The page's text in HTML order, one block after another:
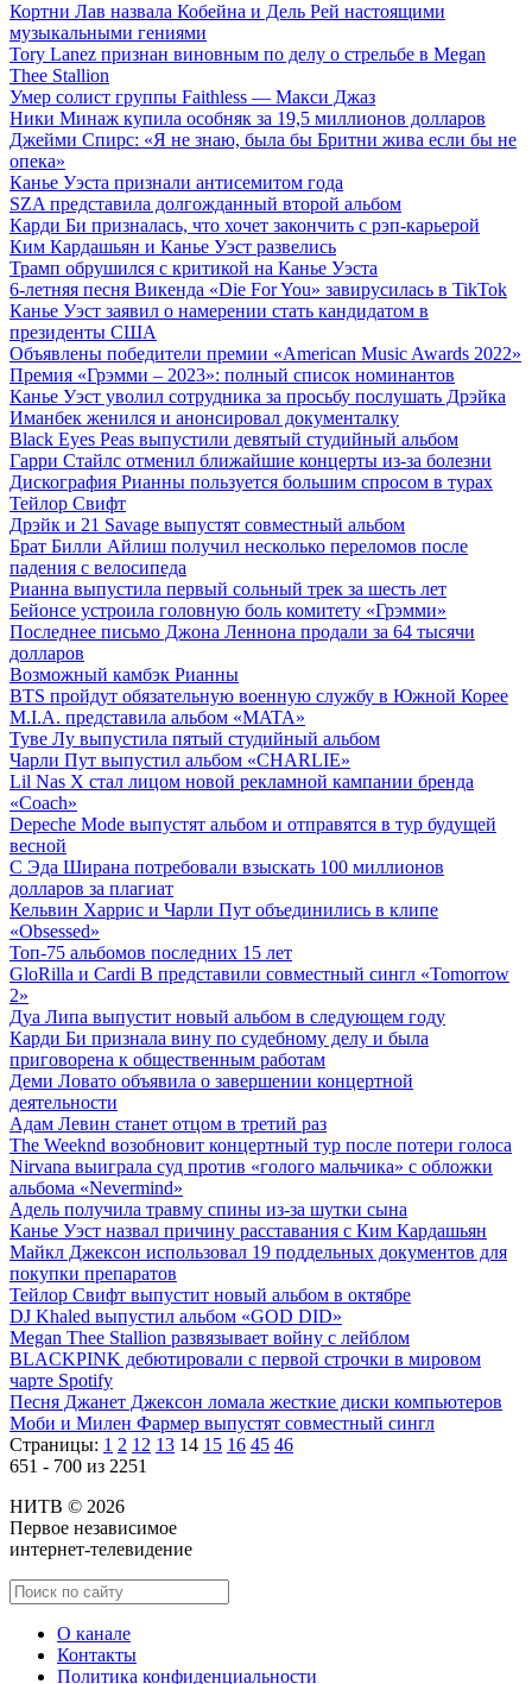
Кортни Лав назвала Кобейна и Дель Рей настоящими
музыкальными гениями
Tory Lanez признан виновным по делу о стрельбе в Megan
Thee Stallion
Умер солист группы Faithless — Макси Джаз
Ники Минаж купила особняк за 19,5 миллионов долларов
Джейми Спирс: «Я не знаю, была бы Бритни жива если бы не
опека»
Канье Уэста признали антисемитом года
SZA представила долгожданный второй альбом
Карди Би призналась, что хочет закончить с рэп-карьерой
Ким Кардашьян и Канье Уэст развелись
Трамп обрушился с критикой на Канье Уэста
6-летняя песня Викенда «Die For You» завирусилась в TikTok
Канье Уэст заявил о намерении стать кандидатом в
президенты США
Объявлены победители премии «American Music Awards 2022»
Премия «Грэмми – 2023»: полный список номинантов
Канье Уэст уволил сотрудника за просьбу послушать Дрэйка
Иманбек женился и анонсировал документалку
Black Eyes Peas выпустили девятый студийный альбом
Гарри Стайлс отменил ближайшие концерты из-за болезни
Дискография Рианны пользуется большим спросом в турах
Тейлор Свифт
Дрэйк и 21 Savage выпустят совместный альбом
Брат Билли Айлиш получил несколько переломов после
падения с велосипеда
Рианна выпустила первый сольный трек за шесть лет
Бейонсе устроила головную боль комитету «Грэмми»
Последнее письмо Джона Леннона продали за 64 тысячи
долларов
Возможный камбэк Рианны
BTS пройдут обязательную военную службу в Южной Корее
M.I.A. представила альбом «MATA»
Туве Лу выпустила пятый студийный альбом
Чарли Пут выпустил альбом «CHARLIE»
Lil Nas X стал лицом новой рекламной кампании бренда
«Coach»
Depeche Mode выпустят альбом и отправятся в тур будущей
весной
С Эда Ширана потребовали взыскать 100 миллионов
долларов за плагиат
Кельвин Харрис и Чарли Пут объединились в клипе
«Obsessed»
Топ-75 альбомов последних 15 лет
GloRilla и Cardi B представили совместный сингл «Tomorrow
2»
Дуа Липа выпустит новый альбом в следующем году
Карди Би признала вину по судебному делу и была
приговорена к общественным работам
Деми Ловато объявила о завершении концертной
деятельности
Адам Левин станет отцом в третий раз
The Weeknd возобновит концертный тур после потери голоса
Nirvana выиграла суд против «голого мальчика» с обложки
альбома «Nevermind»
Адель получила травму спины из-за шутки сына
Канье Уэст назвал причину расставания с Ким Кардашьян
Майкл Джексон использовал 19 поддельных документов для
покупки препаратов
Тейлор Свифт выпустит новый альбом в октябре
DJ Khaled выпустил альбом «GOD DID»
Megan Thee Stallion развязывает войну с лейблом
BLACKPINK дебютировали с первой строчки в мировом
чарте Spotify
Песня Джанет Джексон ломала жесткие диски компьютеров
Моби и Милен Фармер выпустят совместный сингл
Страницы: 1 2 12 13 14 15 16 45 46
651 - 700 из 2251
НИТВ © 2026
Первое независимое
интернет-телевидение
О канале
Контакты
Политика конфиденциальности